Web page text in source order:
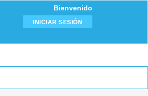
Bienvenido
INICIAR SESIÓN